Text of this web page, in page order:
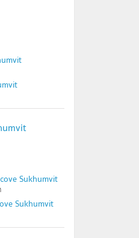
Sukhumvit
Sukhumvit